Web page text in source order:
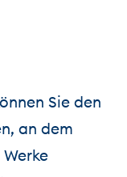
Sie den
an dem